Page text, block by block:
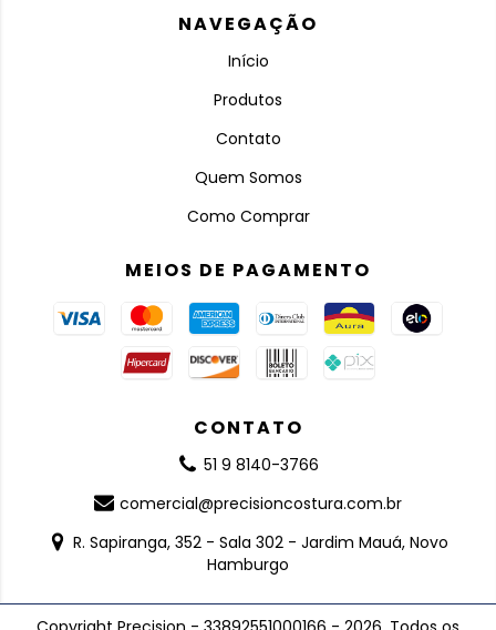
NAVEGAÇÃO
Início
Produtos
Contato
Quem Somos
Como Comprar
MEIOS DE PAGAMENTO
CONTATO
51 9 8140-3766
comercial@precisioncostura.com.br
R. Sapiranga, 352 - Sala 302 - Jardim Mauá, Novo
Hamburgo